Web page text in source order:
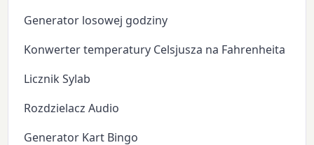
Generator losowej godziny
Konwerter temperatury Celsjusza na Fahrenheita
Licznik Sylab
Rozdzielacz Audio
Generator Kart Bingo